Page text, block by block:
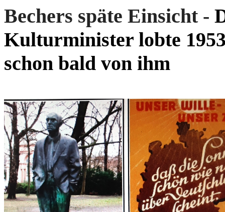
Bechers späte Einsicht -
Kulturminister lobte
schon bald von ihm